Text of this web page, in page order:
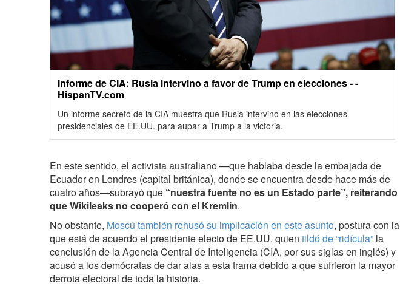
Informe de CIA: Rusia intervino a favor de Trump en elecciones - -
HispanTV.com
Un informe secreto de la CIA muestra que Rusia intervino en las elecciones
presidenciales de EE.UU. para aupar a Trump a la victoria.
En este sentido, el activista australiano —que hablaba desde la embajada de
Ecuador en Londres (capital británica), donde se encuentra desde hace más de
cuatro años—subrayó que “nuestra fuente no es un Estado parte”, reiterando
que Wikileaks no cooperó con el Kremlin.
No obstante, Moscú también rehusó su implicación en este asunto, postura con la
que está de acuerdo el presidente electo de EE.UU. quien tildó de “ridícula” la
conclusión de la Agencia Central de Inteligencia (CIA, por sus siglas en inglés) y
acusó a los demócratas de dar alas a esta trama debido a que sufrieron la mayor
derrota electoral de toda la historia.